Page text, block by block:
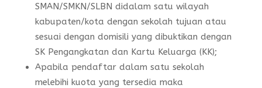
SMAN/SMKN/SLBN didalam satu wilayah
kabupaten/kota dengan sekolah tujuan atau
sesuai dengan domisili yang dibuktikan dengan
SK Pengangkatan dan Kartu Keluarga (KK);
Apabila pendaftar dalam satu sekolah
melebihi kuota yang tersedia maka